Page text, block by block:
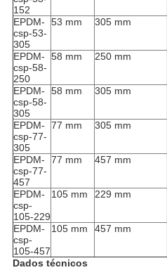
152
EPDM-
csp-53-
305
53 mm 305 mm
EPDM-
csp-58-
250
58 mm 250 mm
EPDM-
csp-58-
305
58 mm 305 mm
EPDM-
csp-77-
305
77 mm 305 mm
EPDM-
csp-77-
457
77 mm 457 mm
EPDM-
csp-
105-229
105 mm 229 mm
EPDM-
csp-
105-457
105 mm 457 mm
Dados técnicos